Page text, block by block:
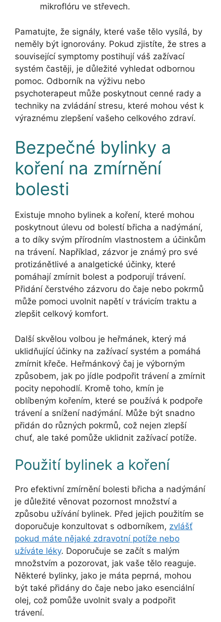
mikroflóru ve střevech.
Pamatujte, že signály, které vaše tělo vysílá, by
neměly být ignorovány. Pokud zjistíte, že stres a
související symptomy postihují váš zažívací
systém častěji, je důležité vyhledat odbornou
pomoc. Odborník na výživu nebo
psychoterapeut může poskytnout cenné rady a
techniky na zvládání stresu, které mohou vést k
výraznému zlepšení vašeho celkového zdraví.
Bezpečné bylinky a
koření na zmírnění
bolesti
Existuje mnoho bylinek a koření, které mohou
poskytnout úlevu od bolestí břicha a nadýmání,
a to díky svým přírodním vlastnostem a účinkům
na trávení. Například, zázvor je známý pro své
protizánětlivé a analgetické účinky, které
pomáhají zmírnit bolest a podporují trávení.
Přidání čerstvého zázvoru do čaje nebo pokrmů
může pomoci uvolnit napětí v trávicím traktu a
zlepšit celkový komfort.
Další skvělou volbou je heřmánek, který má
uklidňující účinky na zažívací systém a pomáhá
zmírnit křeče. Heřmánkový čaj je výborným
způsobem, jak po jídle podpořit trávení a zmírnit
pocity nepohodlí. Kromě toho, kmín je
oblíbeným kořením, které se používá k podpoře
trávení a snížení nadýmání. Může být snadno
přidán do různých pokrmů, což nejen zlepší
chuť, ale také pomůže uklidnit zažívací potíže.
Použití bylinek a koření
Pro efektivní zmírnění bolesti břicha a nadýmání
je důležité věnovat pozornost množství a
způsobu užívání bylinek. Před jejich použitím se
doporučuje konzultovat s odborníkem, zvlášť
pokud máte nějaké zdravotní potíže nebo
užíváte léky. Doporučuje se začít s malým
množstvím a pozorovat, jak vaše tělo reaguje.
Některé bylinky, jako je máta peprná, mohou
být také přidány do čaje nebo jako esenciální
olej, což pomůže uvolnit svaly a podpořit
trávení.